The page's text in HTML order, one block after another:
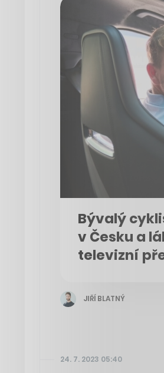
Bývalý
v Česku a
televizní
JIŘÍ BLATNÝ
24. 7. 2023 05:40